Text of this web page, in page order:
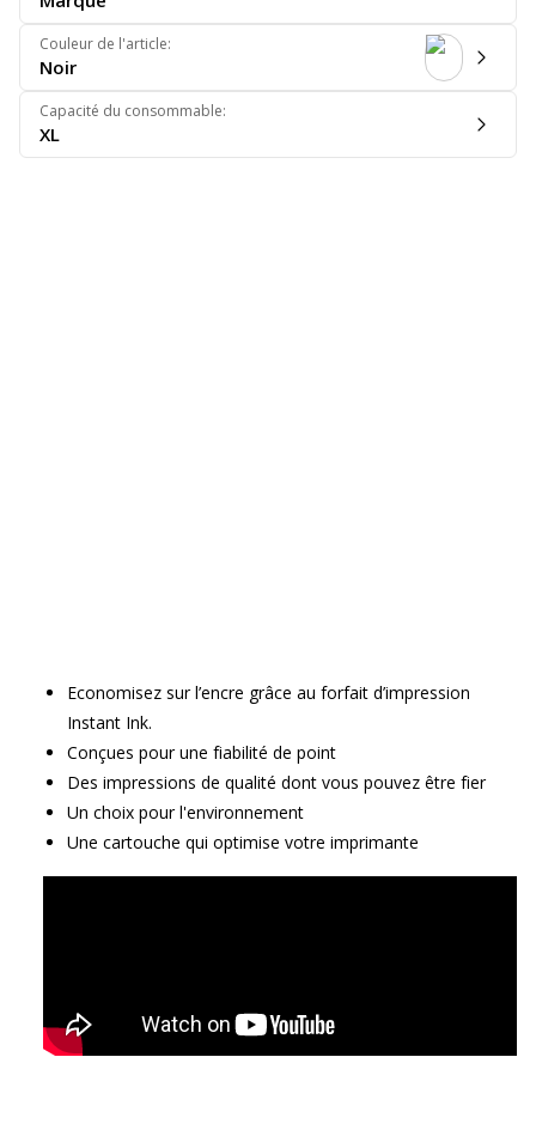
Couleur de l'article:
Noir
Capacité du consommable:
XL
Economisez sur l’encre grâce au forfait d’impression
Instant Ink.
Conçues pour une fiabilité de point
Des impressions de qualité dont vous pouvez être fier
Un choix pour l'environnement
Une cartouche qui optimise votre imprimante